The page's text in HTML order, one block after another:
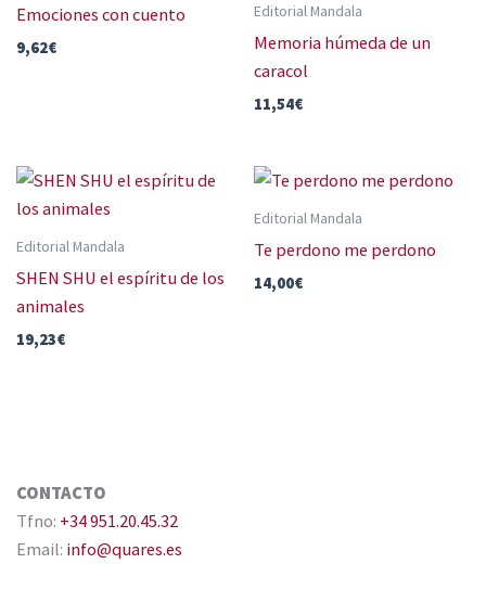
Emociones con cuento
9,62€
Editorial Mandala
Memoria húmeda de un
caracol
11,54€
Editorial Mandala
SHEN SHU el espíritu de los
animales
19,23€
Editorial Mandala
Te perdono me perdono
14,00€
CONTACTO
Tfno: +34 951.20.45.32
Email: info@quares.es